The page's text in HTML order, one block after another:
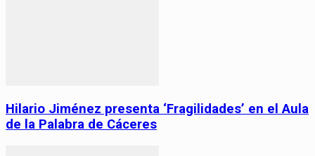
Hilario Jiménez presenta ‘Fragilidades’ en el Aula
de la Palabra de Cáceres